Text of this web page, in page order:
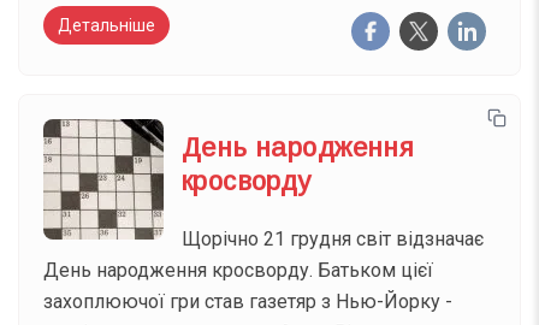
Детальніше
День народження
кросворду
Щорічно 21 грудня світ відзначає
День народження кросворду. Батьком цієї
захоплюючої гри став газетяр з Нью-Йорку -